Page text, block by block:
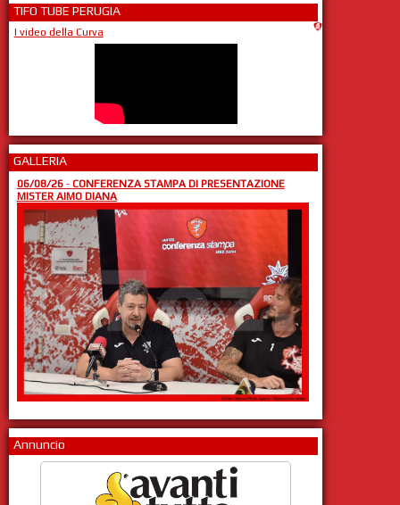
TIFO TUBE PERUGIA
I video della Curva
GALLERIA
06/08/26- CONFERENZA STAMPA DI PRESENTAZIONE
MISTER AIMO DIANA
Annuncio